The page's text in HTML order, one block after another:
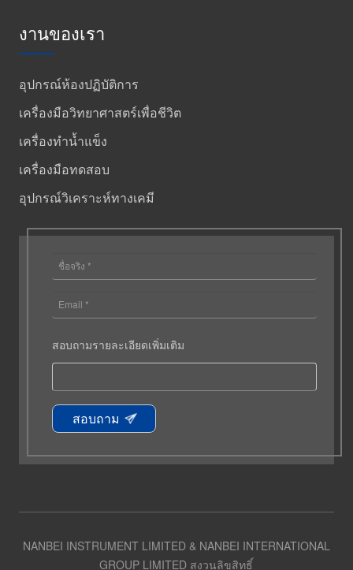
งานของเรา
อุปกรณ์ห้องปฏิบัติการ
เครื่องมือวิทยาศาสตร์เพื่อชีวิต
เครื่องทำน้ำแข็ง
เครื่องมือทดสอบ
อุปกรณ์วิเคราะห์ทางเคมี
สอบถามรายละเอียดเพิ่มเติม
สอบถาม
NANBEI INSTRUMENT LIMITED & NANBEI INTERNATIONAL
GROUP LIMITED สงวนลิขสิทธิ์